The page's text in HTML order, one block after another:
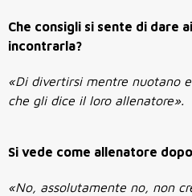
Che consigli si sente di dare
incontrarla?
«Di divertirsi mentre nuotano
che gli dice il loro allenatore».
Si vede come allenatore
«No, assolutamente no, non